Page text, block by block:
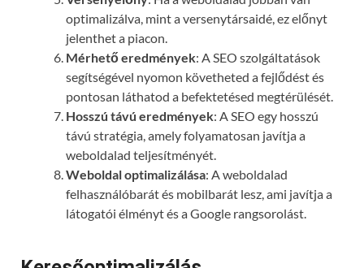
optimalizálva, mint a versenytársaidé, ez előnyt
jelenthet a piacon.
Mérhető eredmények: A SEO szolgáltatások
segítségével nyomon követheted a fejlődést és
pontosan láthatod a befektetésed megtérülését.
Hosszú távú eredmények: A SEO egy hosszú
távú stratégia, amely folyamatosan javítja a
weboldalad teljesítményét.
Weboldal optimalizálása: A weboldalad
felhasználóbarát és mobilbarát lesz, ami javítja a
látogatói élményt és a Google rangsorolást.